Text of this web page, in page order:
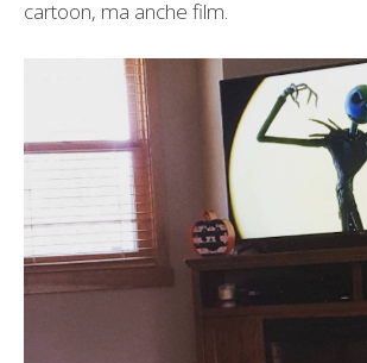
cartoon, ma anche film.